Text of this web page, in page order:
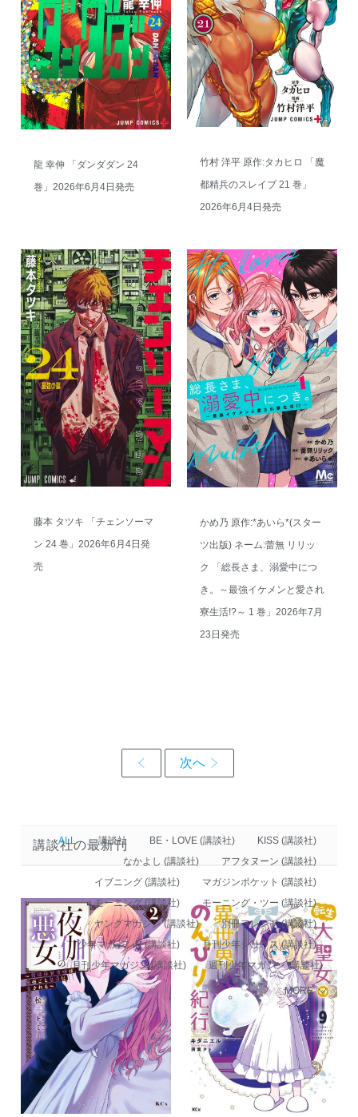
龍 幸伸 「ダンダダン 24
巻」2026年6月4日発売
竹村 洋平 原作:タカヒロ 「魔
都精兵のスレイブ 21 巻」
2026年6月4日発売
藤本 タツキ 「チェンソーマ
ン 24 巻」2026年6月4日発
売
かめ乃 原作:*あいら*(スター
ツ出版) ネーム:蕾無 リリッ
ク 「総長さま、溺愛中につ
き。～最強イケメンと愛され
寮生活!?～ 1 巻」2026年7月
23日発売
講談社の最新刊
ALL 講談社 BE・LOVE (講談社)
KISS (講談社)
なかよし (講談社)
アフタヌーン (講談社)
イブニング (講談社)
マガジンポケット (講談社)
モーニング (講談社)
モーニング・ツー (講談社)
ヤングマガジン (講談社)
別冊フレンド (講談社)
少年マガジンR (講談社)
月刊少年シリウス (講談社)
月刊少年マガジン (講談社)
週刊少年マガジン (講談社)
MORE